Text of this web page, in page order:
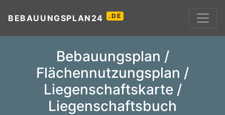
BEBAUUNGSPLAN24 .DE
Bebauungsplan /
Flächennutzungsplan /
Liegenschaftskarte /
Liegenschaftsbuch